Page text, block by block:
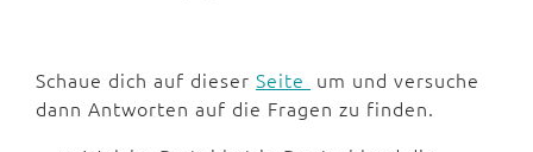
Schaue dich auf dieser Seite um und versuche
dann Antworten auf die Fragen zu finden.